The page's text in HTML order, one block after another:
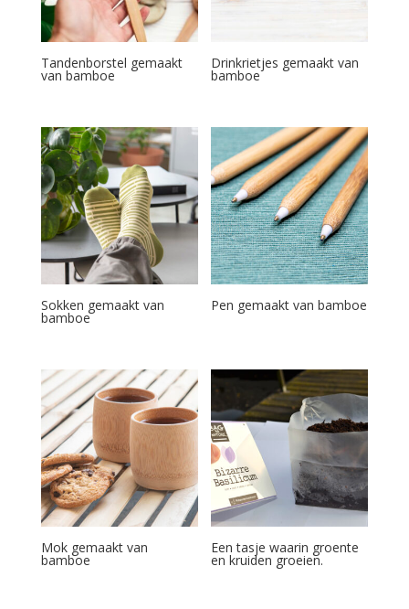
Tandenborstel gemaakt
van bamboe
Drinkrietjes gemaakt van
bamboe
Sokken gemaakt van
bamboe
Pen gemaakt van bamboe
Mok gemaakt van
bamboe
Een tasje waarin groente
en kruiden groeien.